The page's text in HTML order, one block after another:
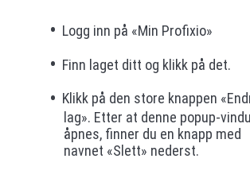
Logg inn på «Min Profixio»
Finn laget ditt og klikk på det.
Klikk på den store knappen
lag». Etter at denne popup-
åpnes, finner du en knapp med
navnet «Slett» nederst.